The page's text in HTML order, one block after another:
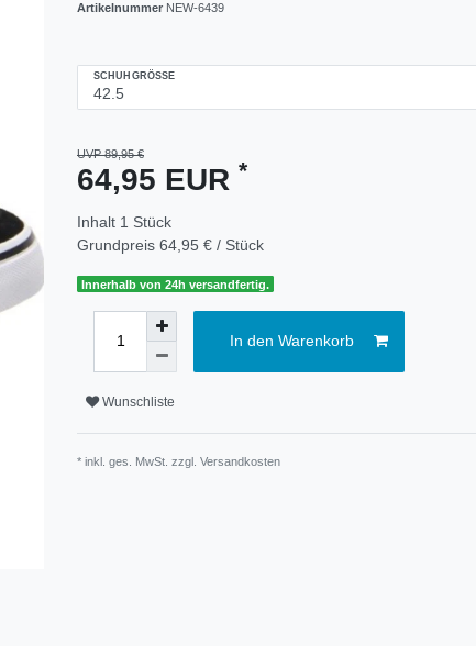
Artikelnummer NEW-6439
SCHUHGRÖSSE
UVP 89,95 €
64,95 EUR *
Inhalt 1 Stück
Grundpreis 64,95 € / Stück
Innerhalb von 24h versandfertig.
In den Warenkorb
Wunschliste
* inkl. ges. MwSt. zzgl. Versandkosten